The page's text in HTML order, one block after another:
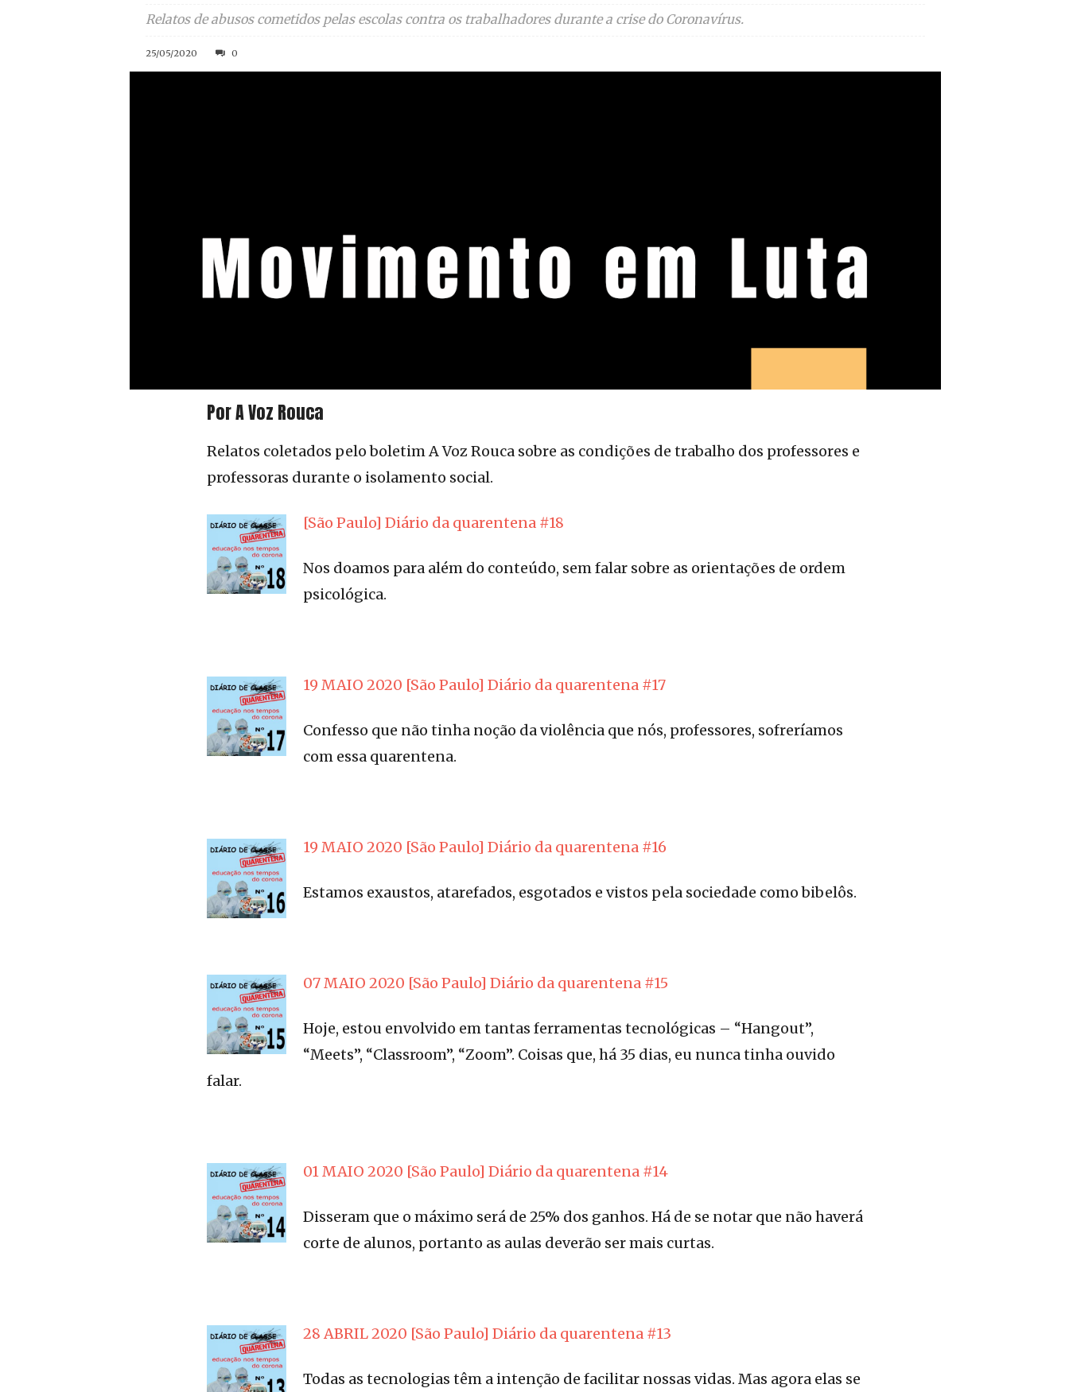
Relatos de abusos cometidos pelas escolas contra os trabalhadores durante a crise do Coronavírus.
25/05/2020 0
Por A Voz Rouca
Relatos coletados pelo boletim A Voz Rouca sobre as condições de trabalho dos professores e
professoras durante o isolamento social.
[São Paulo] Diário da quarentena #18
Nos doamos para além do conteúdo, sem falar sobre as orientações de ordem
psicológica.
19 MAIO 2020 [São Paulo] Diário da quarentena #17
Confesso que não tinha noção da violência que nós, professores, sofreríamos
com essa quarentena.
19 MAIO 2020 [São Paulo] Diário da quarentena #16
Estamos exaustos, atarefados, esgotados e vistos pela sociedade como bibelôs.
07 MAIO 2020 [São Paulo] Diário da quarentena #15
Hoje, estou envolvido em tantas ferramentas tecnológicas – “Hangout”,
“Meets”, “Classroom”, “Zoom”. Coisas que, há 35 dias, eu nunca tinha ouvido
falar.
01 MAIO 2020 [São Paulo] Diário da quarentena #14
Disseram que o máximo será de 25% dos ganhos. Há de se notar que não haverá
corte de alunos, portanto as aulas deverão ser mais curtas.
28 ABRIL 2020 [São Paulo] Diário da quarentena #13
Todas as tecnologias têm a intenção de facilitar nossas vidas. Mas agora elas se